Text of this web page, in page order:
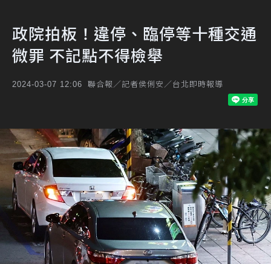
政院拍板！違停、臨停等十種交通
微罪 不記點不得檢舉
2024-03-07 12:06 聯合報／記者侯俐安／台北即時報導